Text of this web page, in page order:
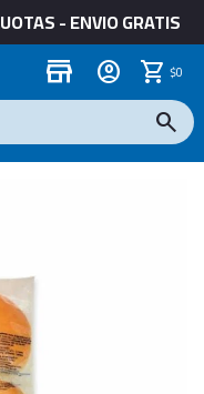
- ENVIO GRATIS
store $0